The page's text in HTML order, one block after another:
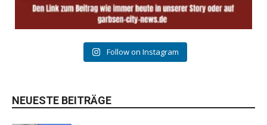
Follow on Instagram
NEUESTE BEITRÄGE